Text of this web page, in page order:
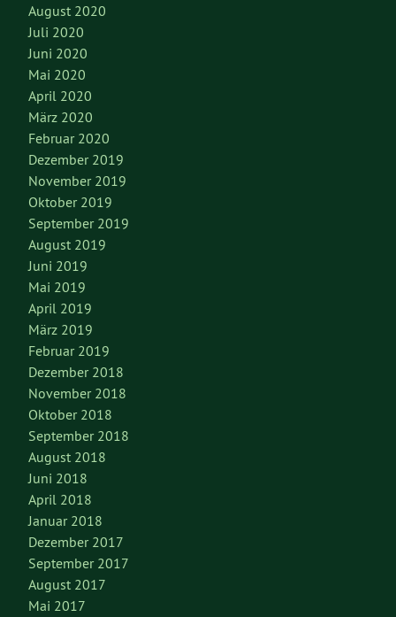
August 2020
Juli 2020
Juni 2020
Mai 2020
April 2020
März 2020
Februar 2020
Dezember 2019
November 2019
Oktober 2019
September 2019
August 2019
Juni 2019
Mai 2019
April 2019
März 2019
Februar 2019
Dezember 2018
November 2018
Oktober 2018
September 2018
August 2018
Juni 2018
April 2018
Januar 2018
Dezember 2017
September 2017
August 2017
Mai 2017